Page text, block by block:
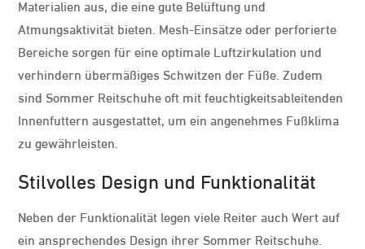
Materialien aus, die eine gute Belüftung und
Atmungsaktivität bieten. Mesh-Einsätze oder perforierte
Bereiche sorgen für eine optimale Luftzirkulation und
verhindern übermäßiges Schwitzen der Füße. Zudem
sind Sommer Reitschuhe oft mit feuchtigkeitsableitenden
Innenfuttern ausgestattet, um ein angenehmes Fußklima
zu gewährleisten.
Stilvolles Design und Funktionalität
Neben der Funktionalität legen viele Reiter auch Wert auf
ein ansprechendes Design ihrer Sommer Reitschuhe.